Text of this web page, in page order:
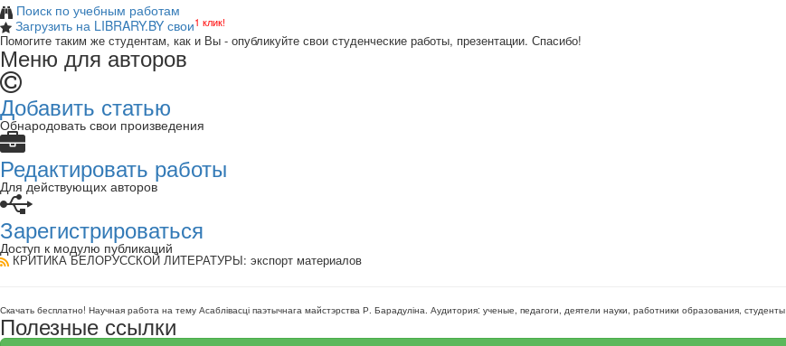
Поиск по учебным работам
Загрузить на LIBRARY.BY свои1 клик!
Помогите таким же студентам, как и Вы - опубликуйте свои студенческие работы, презентации. Спасибо!
Меню для авторов
Добавить статью
Обнародовать свои произведения
Редактировать работы
Для действующих авторов
Зарегистрироваться
Доступ к модулю публикаций
КРИТИКА БЕЛОРУССКОЙ ЛИТЕРАТУРЫ: экспорт материалов
Скачать бесплатно! Научная работа на тему Асаблівасці паэтычнага майстэрства Р. Барадуліна. Аудитория: ученые, педагоги, деятели науки, работники образования, студенты
Полезные ссылки